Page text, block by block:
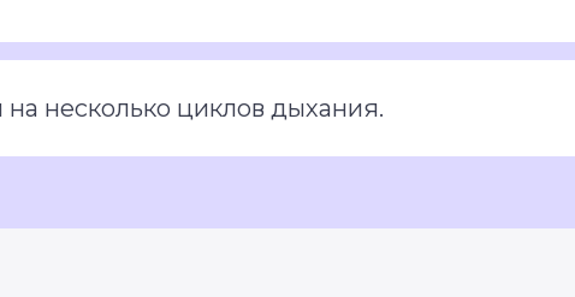
несколько циклов дыхания.